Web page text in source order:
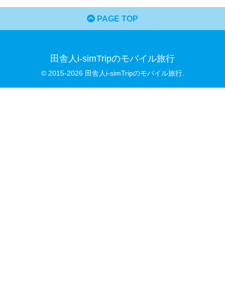
PAGE TOP
田舎人i-simTripのモバイル旅行
© 2015-2026 田舎人i-simTripのモバイル旅行.